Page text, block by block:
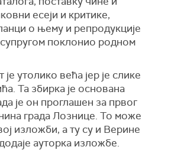
есеји и критике,
о њему и репродукције
супругом поклонио родном
утолико већа јер је слике
Та збирка је основана
је он проглашен за првог
града Лознице. То може
изложби, а ту су и Верине
ауторка изложбе.